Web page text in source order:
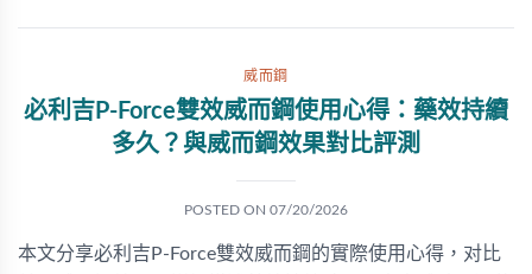
威而鋼
必利吉P-Force雙效威而鋼使用心得：藥效持續
多久？與威而鋼效果對比評測
POSTED ON 07/20/2026
本文分享必利吉P-Force雙效威而鋼的實際使用心得，对比